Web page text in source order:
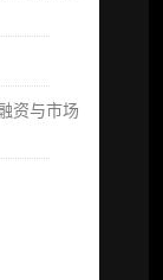
资与市场
联系客
内容沉淀
构级研究